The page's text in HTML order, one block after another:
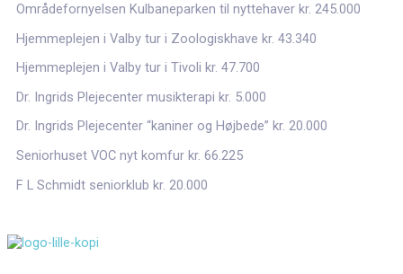
Områdefornyelsen Kulbaneparken til nyttehaver kr. 245.000
Hjemmeplejen i Valby tur i Zoologiskhave kr. 43.340
Hjemmeplejen i Valby tur i Tivoli kr. 47.700
Dr. Ingrids Plejecenter musikterapi kr. 5.000
Dr. Ingrids Plejecenter “kaniner og Højbede” kr. 20.000
Seniorhuset VOC nyt komfur kr. 66.225
F L Schmidt seniorklub kr. 20.000